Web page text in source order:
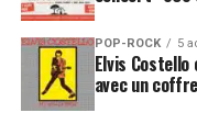
POP-ROCK 5
Elvis Costello
avec un